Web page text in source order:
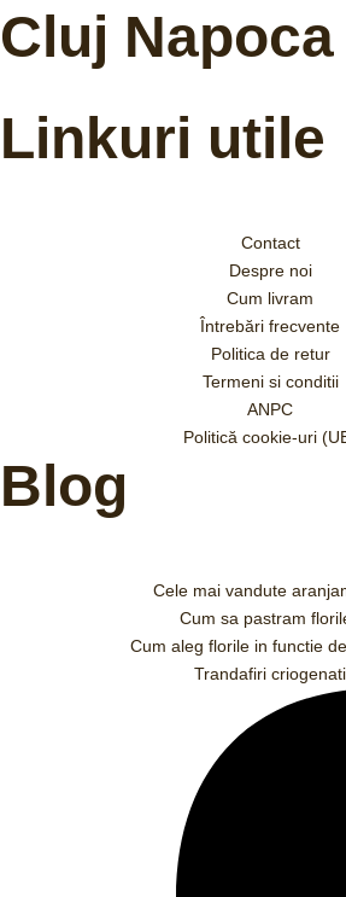
Cluj Napoca
Linkuri utile
Contact
Despre noi
Cum livram
Întrebări frecvente
Politica de retur
Termeni si conditii
ANPC
Politică cookie-uri
Blog
Cele mai vandute
Cum sa pastram
Cum aleg florile in functie
Trandafiri criogenati